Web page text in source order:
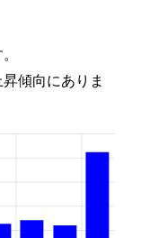
傾向にありま